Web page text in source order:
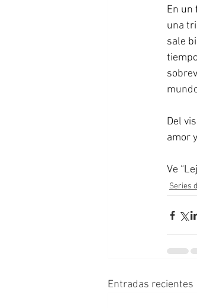
En un
una
sale
Del
amor
Ve
Series
Entradas recientes